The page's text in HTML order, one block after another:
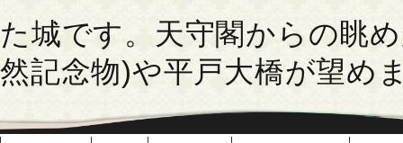
た城です。天守閣からの眺
然記念物)や平戸大橋が望め